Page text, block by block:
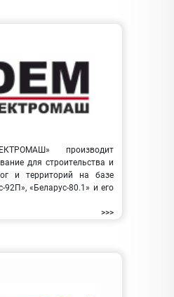
производит
для строительства и
и территорий на базе
92П», «Беларус-80.1» и его
>>>